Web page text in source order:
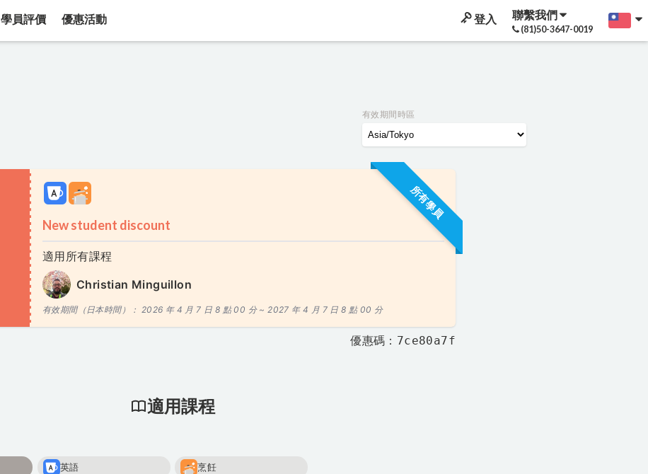
學員評價 優惠活動 登入 聯繫我們
(81)50-3647-0019
有效期間時區
所有學員
New student discount
適用所有課程
Christian Minguillon
有效期間（日本時間）： 2026 年 4 月 7 日 8 點 00 分 ~2027 年 4 月 7 日 8 點 00 分
優惠碼：7ce80a7f
適用課程
英語 烹飪